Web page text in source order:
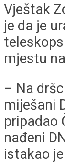
Vještak
je da je
mjestu
– Na
miješani
pripadao
nađeni
istakao